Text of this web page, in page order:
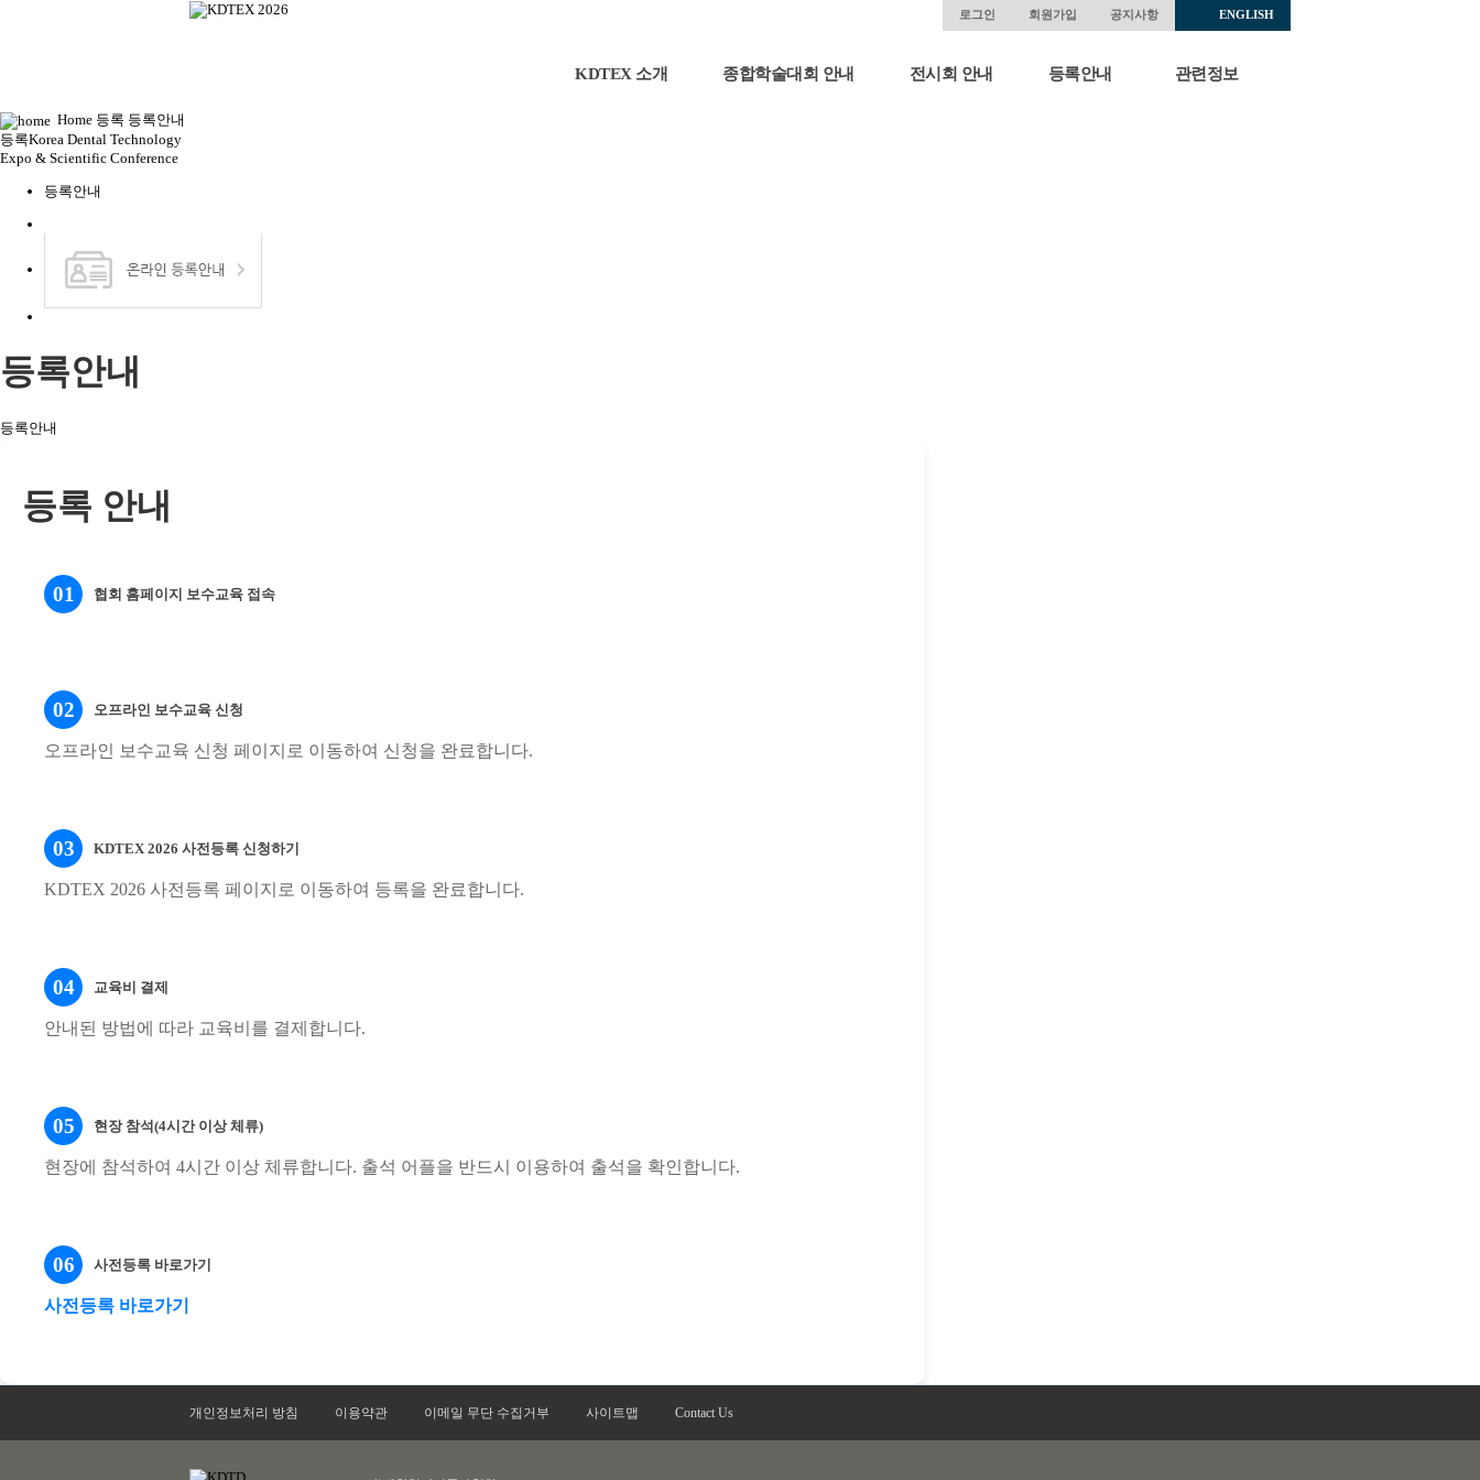
로그인 회원가입 공지사항 ENGLISH
KDTEX 소개 종합학술대회 안내 전시회 안내 등록안내 관련정보
Home 등록 등록안내
등록Korea Dental Technology
Expo & Scientific Conference
등록안내
등록안내
등록안내
등록 안내
01 협회 홈페이지 보수교육 접속
02 오프라인 보수교육 신청
오프라인 보수교육 신청 페이지로 이동하여 신청을 완료합니다.
03 KDTEX 2026 사전등록 신청하기
KDTEX 2026 사전등록 페이지로 이동하여 등록을 완료합니다.
04 교육비 결제
안내된 방법에 따라 교육비를 결제합니다.
05 현장 참석(4시간 이상 체류)
현장에 참석하여 4시간 이상 체류합니다. 출석 어플을 반드시 이용하여 출석을 확인합니다.
06 사전등록 바로가기
사전등록 바로가기
개인정보처리 방침 이용약관 이메일 무단 수집거부 사이트맵 Contact Us